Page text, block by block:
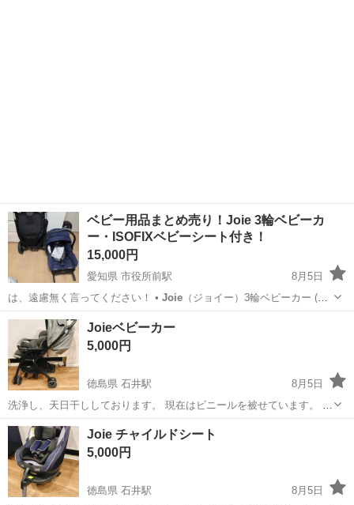
ベビー用品まとめ売り！Joie 3輪ベビーカ
ー・ISOFIXベビーシート付き！
15,000円
愛知県 市役所前駅
8月5日
は、遠慮無く言ってください！ • Joie（ジョイー）3輪ベビーカー (長
く使…
愛知 豊橋市 市役所前駅
Joieベビーカー
5,000円
徳島県 石井駅
8月5日
洗浄し、天日干ししております。 現在はビニールを被せています。 取
引場所は応相談。
徳島 名西郡 ベビー用品
Joie チャイルドシート
5,000円
徳島県 石井駅
8月5日